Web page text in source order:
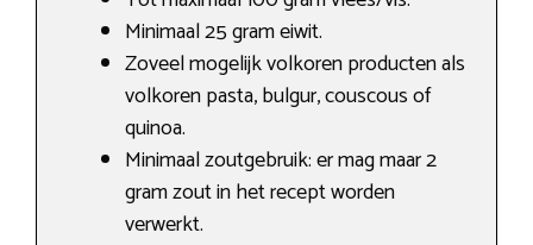
Minimaal 25 gram eiwit.
Zoveel mogelijk volkoren producten als
volkoren pasta, bulgur, couscous of
quinoa.
Minimaal zoutgebruik: er mag maar 2
gram zout in het recept worden
verwerkt.